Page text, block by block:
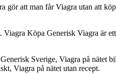
gör att man får Viagra utan att
Köpa Generisk Viagra är
Sverige, Viagra på nätet
Viagra på nätet utan recept.